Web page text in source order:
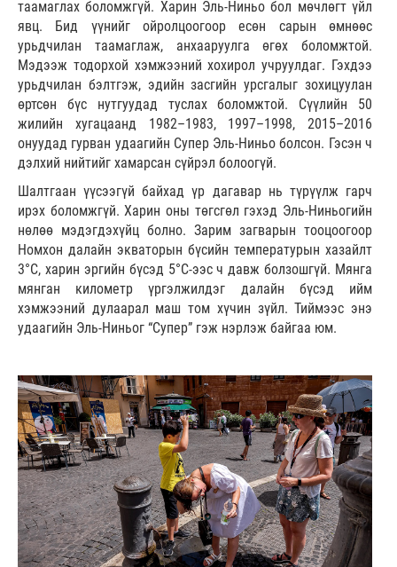
таамаглах боломжгүй. Харин Эль-Ниньо бол мөчлөгт үйл
явц. Бид үүнийг ойролцоогоор есөн сарын өмнөөс
урьдчилан таамаглаж, анхааруулга өгөх боломжтой.
Мэдээж тодорхой хэмжээний хохирол учруулдаг. Гэхдээ
урьдчилан бэлтгэж, эдийн засгийн урсгалыг зохицуулан
өртсөн бүс нутгуудад туслах боломжтой. Сүүлийн 50
жилийн хугацаанд 1982–1983, 1997–1998, 2015–2016
онуудад гурван удаагийн Супер Эль-Ниньо болсон. Гэсэн ч
дэлхий нийтийг хамарсан сүйрэл болоогүй.
Шалтгаан үүсээгүй байхад үр дагавар нь түрүүлж гарч
ирэх боломжгүй. Харин оны төгсгөл гэхэд Эль-Ниньогийн
нөлөө мэдэгдэхүйц болно. Зарим загварын тооцоогоор
Номхон далайн экваторын бүсийн температурын хазайлт
3°C, харин эргийн бүсэд 5°C-ээс ч давж болзошгүй. Мянга
мянган километр үргэлжилдэг далайн бүсэд ийм
хэмжээний дулаарал маш том хүчин зүйл. Тиймээс энэ
удаагийн Эль-Ниньог “Супер” гэж нэрлэж байгаа юм.